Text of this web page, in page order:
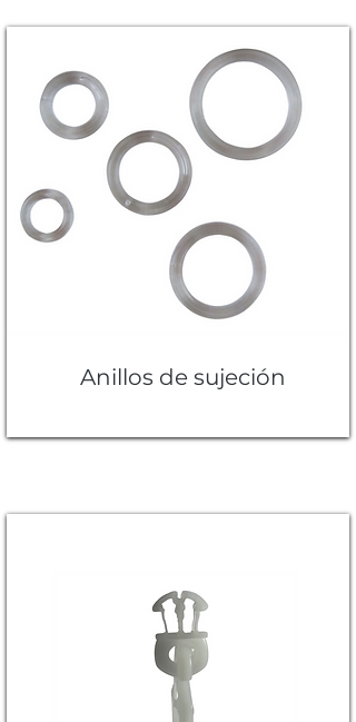
Anillos de sujeción